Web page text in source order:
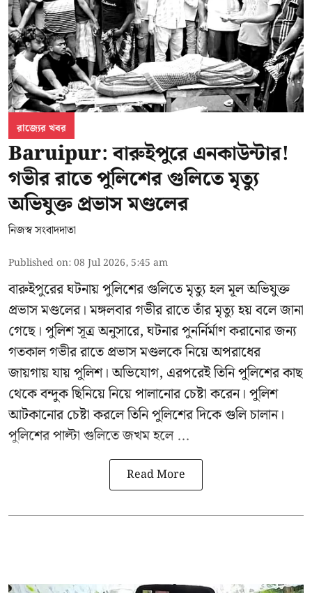
রাজ্যের খবর
Baruipur: বারুইপুরে এনকাউন্টার!
গভীর রাতে পুলিশের গুলিতে মৃত্যু
অভিযুক্ত প্রভাস মণ্ডলের
নিজস্ব সংবাদদাতা
Published on:08 Jul 2026, 5:45 am
বারুইপুরের ঘটনায় পুলিশের গুলিতে মৃত্যু হল মূল অভিযুক্ত
প্রভাস মণ্ডলের। মঙ্গলবার গভীর রাতে তাঁর মৃত্যু হয় বলে জানা
গেছে। পুলিশ সূত্র অনুসারে, ঘটনার পুনর্নির্মাণ করানোর জন্য
গতকাল গভীর রাতে প্রভাস মণ্ডলকে নিয়ে অপরাধের
জায়গায় যায় পুলিশ। অভিযোগ, এরপরেই তিনি পুলিশের কাছ
থেকে বন্দুক ছিনিয়ে নিয়ে পালানোর চেষ্টা করেন। পুলিশ
আটকানোর চেষ্টা করলে তিনি পুলিশের দিকে গুলি চালান।
পুলিশের পাল্টা গুলিতে জখম হলে ...
Read More